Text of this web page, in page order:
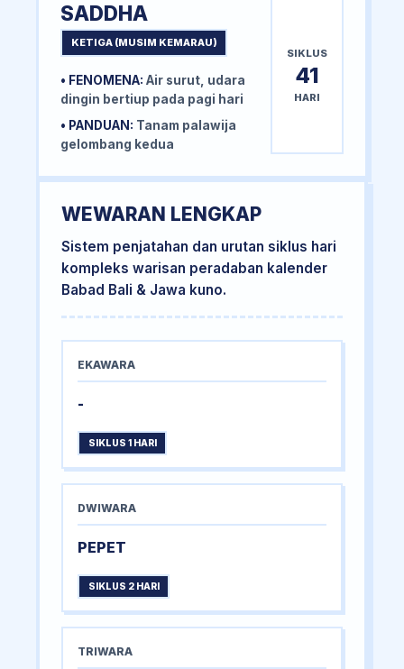
SADDHA
KETIGA (MUSIM KEMARAU)
• FENOMENA: Air surut, udara
dingin bertiup pada pagi hari
• PANDUAN: Tanam palawija
gelombang kedua
SIKLUS
41
HARI
WEWARAN LENGKAP
Sistem penjatahan dan urutan siklus hari
kompleks warisan peradaban kalender
Babad Bali & Jawa kuno.
EKAWARA
-
SIKLUS 1 HARI
DWIWARA
PEPET
SIKLUS 2 HARI
TRIWARA